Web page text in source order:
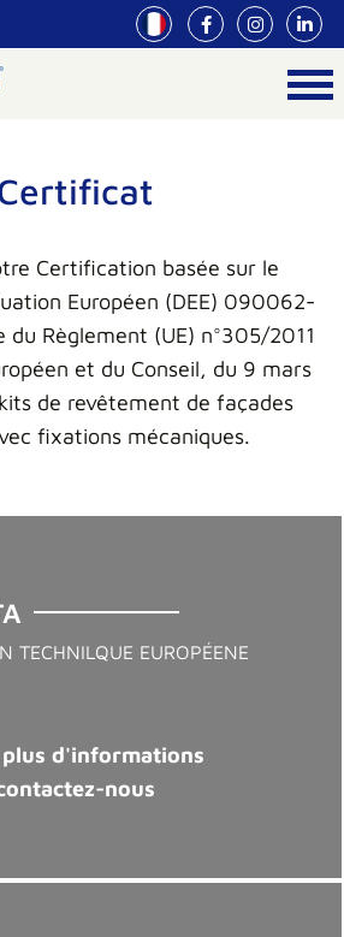
Certification basée sur le
Européen (DEE) 090062-
Règlement (UE) n°305/2011
et du Conseil, du 9 mars
de revêtement de façades
fixations mécaniques.
TECHNILQUE EUROPÉENE
d'informations
nous